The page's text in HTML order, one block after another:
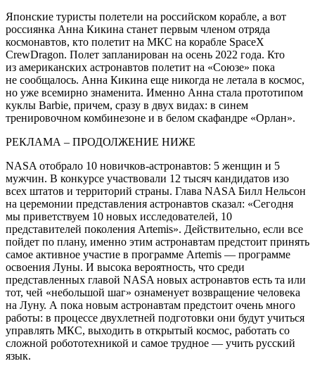
Японские туристы полетели на российском корабле, а вот
россиянка Анна Кикина станет первым членом отряда
космонавтов, кто полетит на МКС на корабле SpaceX
CrewDragon. Полет запланирован на осень 2022 года. Кто
из американских астронавтов полетит на «Союзе» пока
не сообщалось. Анна Кикина еще никогда не летала в космос,
но уже всемирно знаменита. Именно Анна стала прототипом
куклы Barbie, причем, сразу в двух видах: в синем
тренировочном комбинезоне и в белом скафандре «Орлан».
РЕКЛАМА – ПРОДОЛЖЕНИЕ НИЖЕ
NASA отобрало 10 новичков-астронавтов: 5 женщин и 5
мужчин. В конкурсе участвовали 12 тысяч кандидатов изо
всех штатов и территорий страны. Глава NASA Билл Нельсон
на церемонии представления астронавтов сказал: «Сегодня
мы приветствуем 10 новых исследователей, 10
представителей поколения Artemis». Действительно, если все
пойдет по плану, именно этим астронавтам предстоит принять
самое активное участие в программе Artemis — программе
освоения Луны. И высока вероятность, что среди
представленных главой NASA новых астронавтов есть та или
тот, чей «небольшой шаг» ознаменует возвращение человека
на Луну. А пока новым астронавтам предстоит очень много
работы: в процессе двухлетней подготовки они будут учиться
управлять МКС, выходить в открытый космос, работать со
сложной робототехникой и самое трудное — учить русский
язык.